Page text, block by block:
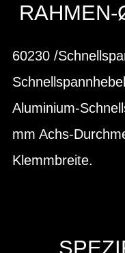
60230 /
Aluminium-
mm Achs-
Klemmbreite.